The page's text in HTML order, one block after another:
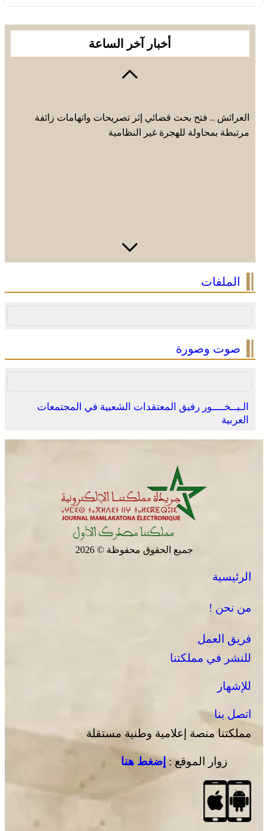
أخبار آخر الساعة
العرائش .. فتح بحث قضائي إثر تصريحات واتهامات زائفة
مرتبطة بمحاولة للهجرة غير النظامية
الملفات
صوت وصورة
الـبــخــــور رفيق المعتقدات الشعبية في المجتمعات
العربية
جميع الحقوق محفوظة © 2026
الرئيسية
من نحن !
فريق العمل
للنشر في مملكتنا
للإشهار
اتصل بنا
مملكتنا منصة إعلامية وطنية مستقلة
زوار الموقع : إضغط هنا